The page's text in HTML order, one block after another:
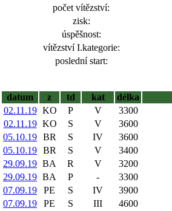
počet vítězství:
zisk:
úspěšnost:
vítězství I.kategorie:
poslední start:
datum
z td kat délka
02.11.19 KO P V 3300
02.11.19 KO S V 3600
05.10.19 BR S IV 3600
05.10.19 BR S V 3400
29.09.19 BA R V 3200
29.09.19 BA P - 3300
07.09.19
PE S IV 3900
07.09.19
PE S III 4600